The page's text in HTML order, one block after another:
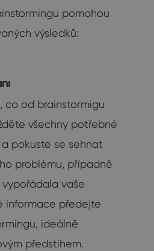
pomohou
výsledků:
co od brainstormigu
všechny potřebné
pokuste se sehnat
problému, případně
vypořádala vaše
informace předejte
ideálně
předstihem.